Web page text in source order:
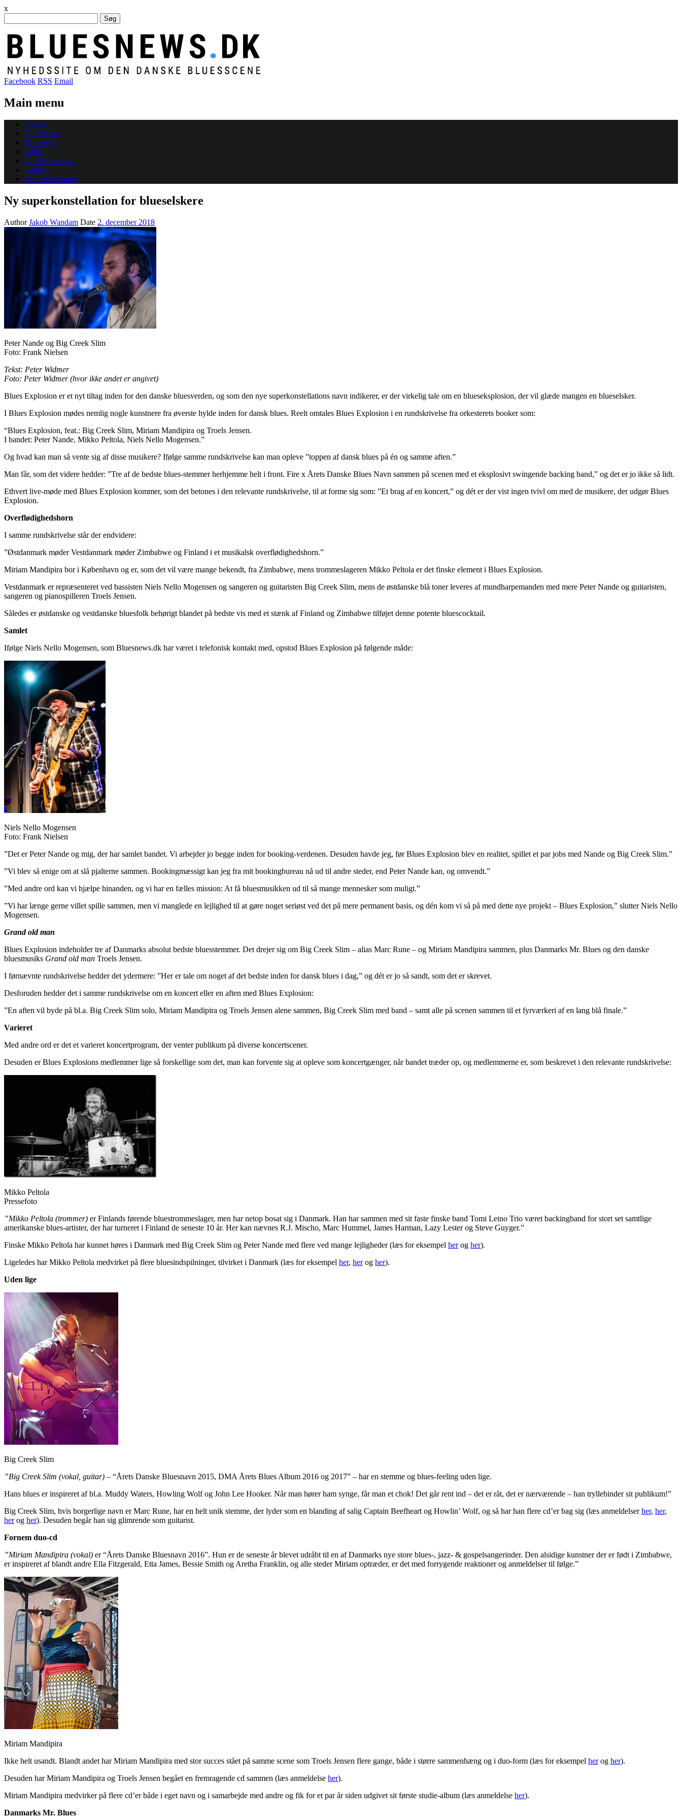
x
efter:
Facebook RSS Email
Main menu
Skip
content
Forside
Udgivelser
Koncerter
Links
Om Bluesnews
English
Koncertkalender
Ny superkonstellation for blueselskere
AuthorJakob Wandam Date 2. december 2018
Peter Nande og Big Creek Slim
Foto: Frank Nielsen
Tekst: Peter Widmer
Foto: Peter Widmer (hvor ikke andet er angivet)
Blues Explosion er et nyt tiltag inden for den danske bluesverden, og som den nye superkonstellations navn indikerer, er der virkelig tale om en blueseksplosion, der vil glæde mangen en blueselsker.
I Blues Explosion mødes nemlig nogle kunstnere fra øverste hylde inden for dansk blues. Reelt omtales Blues Explosion i en rundskrivelse fra orkesterets booker som:
“Blues Explosion, feat.: Big Creek Slim, Miriam Mandipira og Troels Jensen.
I bandet: Peter Nande, Mikko Peltola, Niels Nello Mogensen.”
Og hvad kan man så vente sig af disse musikere? Ifølge samme rundskrivelse kan man opleve ”toppen af dansk blues på én og samme aften.”
Man får, som det videre hedder: ”Tre af de bedste blues-stemmer herhjemme helt i front. Fire x Årets Danske Blues Navn sammen på scenen med et eksplosivt swingende backing band,” og det er jo ikke så lidt.
Ethvert live-møde med Blues Explosion kommer, som det betones i den relevante rundskrivelse, til at forme sig som: ”Et brag af en koncert,” og dét er der vist ingen tvivl om med de musikere, der udgør Blues
Explosion.
Overflødighedshorn
I samme rundskrivelse står der endvidere:
”Østdanmark møder Vestdanmark møder Zimbabwe og Finland i et musikalsk overflødighedshorn.”
Miriam Mandipira bor i København og er, som det vil være mange bekendt, fra Zimbabwe, mens trommeslageren Mikko Peltola er det finske element i Blues Explosion.
Vestdanmark er repræsenteret ved bassisten Niels Nello Mogensen og sangeren og guitaristen Big Creek Slim, mens de østdanske blå toner leveres af mundharpemanden med mere Peter Nande og guitaristen,
sangeren og pianospilleren Troels Jensen.
Således er østdanske og vestdanske bluesfolk behørigt blandet på bedste vis med et stænk af Finland og Zimbabwe tilføjet denne potente bluescocktail.
Samlet
Ifølge Niels Nello Mogensen, som Bluesnews.dk har været i telefonisk kontakt med, opstod Blues Explosion på følgende måde:
Niels Nello Mogensen
Foto: Frank Nielsen
”Det er Peter Nande og mig, der har samlet bandet. Vi arbejder jo begge inden for booking-verdenen. Desuden havde jeg, før Blues Explosion blev en realitet, spillet et par jobs med Nande og Big Creek Slim.”
”Vi blev så enige om at slå pjalterne sammen. Bookingmæssigt kan jeg fra mit bookingbureau nå ud til andre steder, end Peter Nande kan, og omvendt.”
”Med andre ord kan vi hjælpe hinanden, og vi har en fælles mission: At få bluesmusikken ud til så mange mennesker som muligt.”
”Vi har længe gerne villet spille sammen, men vi manglede en lejlighed til at gøre noget seriøst ved det på mere permanent basis, og dén kom vi så på med dette nye projekt – Blues Explosion,” slutter Niels Nello
Mogensen.
Grand old man
Blues Explosion indeholder tre af Danmarks absolut bedste bluesstemmer. Det drejer sig om Big Creek Slim – alias Marc Rune – og Miriam Mandipira sammen, plus Danmarks Mr. Blues og den danske
bluesmusiks Grand old man Troels Jensen.
I førnævnte rundskrivelse hedder det ydermere: ”Her er tale om noget af det bedste inden for dansk blues i dag,” og dét er jo så sandt, som det er skrevet.
Desforuden hedder det i samme rundskrivelse om en koncert eller en aften med Blues Explosion:
”En aften vil byde på bl.a. Big Creek Slim solo, Miriam Mandipira og Troels Jensen alene sammen, Big Creek Slim med band – samt alle på scenen sammen til et fyrværkeri af en lang blå finale.”
Varieret
Med andre ord er det et varieret koncertprogram, der venter publikum på diverse koncertscener.
Desuden er Blues Explosions medlemmer lige så forskellige som det, man kan forvente sig at opleve som koncertgænger, når bandet træder op, og medlemmerne er, som beskrevet i den relevante rundskrivelse:
Mikko Peltola
Pressefoto
”Mikko Peltola (trommer) er Finlands førende bluestrommeslager, men har netop bosat sig i Danmark. Han har sammen med sit faste finske band Tomi Leino Trio været backingband for stort set samtlige
amerikanske blues-artister, der har turneret i Finland de seneste 10 år. Her kan nævnes R.J. Mischo, Marc Hummel, James Harman, Lazy Lester og Steve Guyger.”
Finske Mikko Peltola har kunnet høres i Danmark med Big Creek Slim og Peter Nande med flere ved mange lejligheder (læs for eksempel herog her).
Ligeledes har Mikko Peltola medvirket på flere bluesindspilninger, tilvirket i Danmark (læs for eksempel her, herog her).
Uden lige
Big Creek Slim
”Big Creek Slim (vokal, guitar) – “Årets Danske Bluesnavn 2015, DMA Årets Blues Album 2016 og 2017” – har en stemme og blues-feeling uden lige.
Hans blues er inspireret af bl.a. Muddy Waters, Howling Wolf og John Lee Hooker. Når man hører ham synge, får man et chok! Det går rent ind – det er råt, det er nærværende – han tryllebinder sit publikum!”
Big Creek Slim, hvis borgerlige navn er Marc Rune, har en helt unik stemme, der lyder som en blanding af salig Captain Beefheart og Howlin’ Wolf, og så har han flere cd’er bag sig (læs anmeldelserher, her,
herog her). Desuden begår han sig glimrende som guitarist.
Fornem duo-cd
”Miriam Mandipira (vokal) er “Årets Danske Bluesnavn 2016”. Hun er de seneste år blevet udråbt til en af Danmarks nye store blues-, jazz- & gospelsangerinder. Den alsidige kunstner der er født i Zimbabwe,
er inspireret af blandt andre Ella Fitzgerald, Etta James, Bessie Smith og Aretha Franklin, og alle steder Miriam optræder, er det med forrygende reaktioner og anmeldelser til følge.”
Miriam Mandipira
Ikke helt usandt. Blandt andet har Miriam Mandipira med stor succes stået på samme scene som Troels Jensen flere gange, både i større sammenhæng og i duo-form (læs for eksempel herog her).
Desuden har Miriam Mandipira og Troels Jensen begået en fremragende cd sammen (læs anmeldelse her).
Miriam Mandipira medvirker på flere cd’er både i eget navn og i samarbejde med andre og fik for et par år siden udgivet sit første studie-album (læs anmeldelse her).
Danmarks Mr. Blues